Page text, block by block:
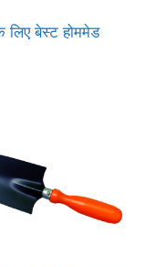
लिए बेस्ट होममेड